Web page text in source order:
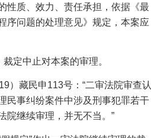
质、效力、责任承担，依据《最
序问题的处理意见》规定，本案应
裁定中止对本案的审理。
）藏民申113号：“二审法院审查认
民事纠纷案件中涉及刑事犯罪若干
院继续审理，并无不当。”